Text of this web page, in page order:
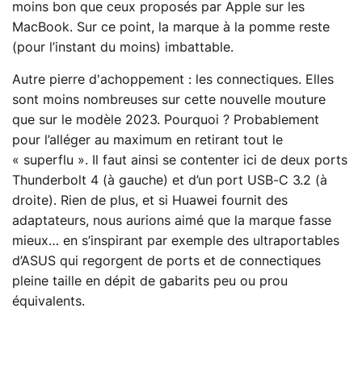
moins bon que ceux proposés par Apple sur les
MacBook. Sur ce point, la marque à la pomme reste
(pour l’instant du moins) imbattable.
Autre pierre d'achoppement : les connectiques. Elles
sont moins nombreuses sur cette nouvelle mouture
que sur le modèle 2023. Pourquoi ? Probablement
pour l’alléger au maximum en retirant tout le
« superflu ». Il faut ainsi se contenter ici de deux ports
Thunderbolt 4 (à gauche) et d’un port USB-C 3.2 (à
droite). Rien de plus, et si Huawei fournit des
adaptateurs, nous aurions aimé que la marque fasse
mieux… en s’inspirant par exemple des ultraportables
d’ASUS qui regorgent de ports et de connectiques
pleine taille en dépit de gabarits peu ou prou
équivalents.